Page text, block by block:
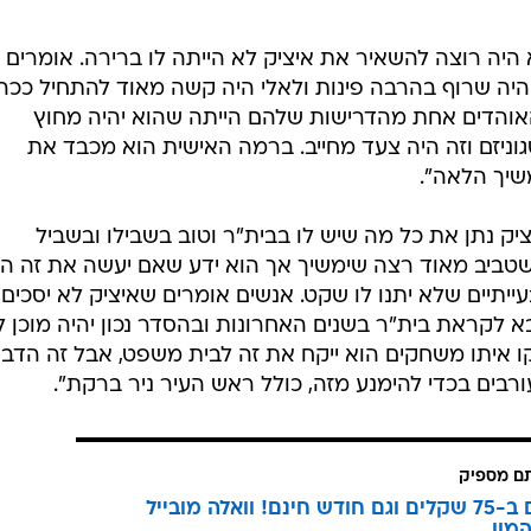
רוצה להשאיר את איציק לא הייתה לו ברירה. אומרים
היה שרוף בהרבה פינות ולאלי היה קשה מאוד להתחיל
אחת מהדרישות שלהם הייתה שהוא יהיה מחוץ
וזה היה צעד מחייב. ברמה האישית הוא מכבד את
הלאה".
נתן את כל מה שיש לו בבית"ר וטוב בשבילו ובשביל
מאוד רצה שימשיך אך הוא ידע שאם יעשה את זה
שלא יתנו לו שקט. אנשים אומרים שאיציק לא יסכים
בית"ר בשנים האחרונות ובהסדר נכון יהיה מוכן
משחקים הוא ייקח את זה לבית משפט, אבל זה
בכדי להימנע מזה, כולל ראש העיר ניר ברקת".
מספיק
3 מנויים ב-75 שקלים וגם חודש חינם! וואלה מובייל